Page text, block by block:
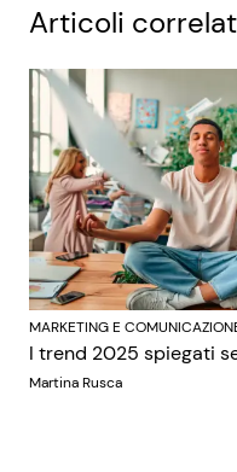
Articoli
MARKETING E
I trend 2025 spiegati
Martina Rusca